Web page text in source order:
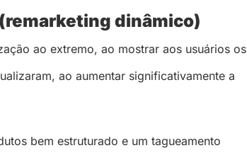
dinâmico)
ao extremo, ao mostrar aos usuários os
ao aumentar significativamente a
bem estruturado e um tagueamento